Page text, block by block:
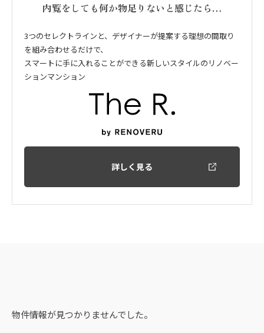
内覧をしても何か物足りないと感じたら…
3つのセレクトラインと、デザイナーが提案する理想の間取り
を組み合わせるだけで、
スマートに手に入れることができる新しいスタイルのリノベー
ションマンション
詳しく見る
物件情報が見つかりませんでした。